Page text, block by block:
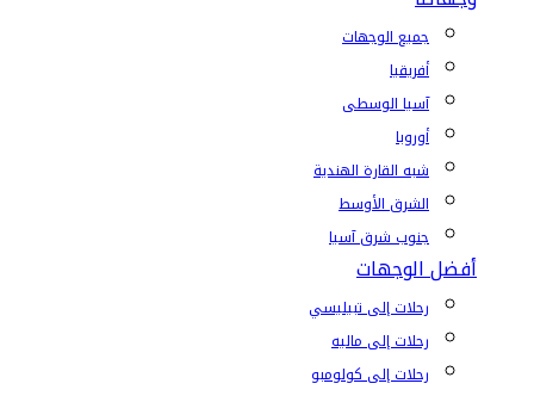
جميع الوجهات
أفريقيا
آسيا الوسطى
أوروبا
شبه القارة الهندية
الشرق الأوسط
جنوب شرق آسيا
أفضل الوجهات
رحلات إلى تبيليسي
رحلات إلى ماليه
رحلات إلى كولومبو